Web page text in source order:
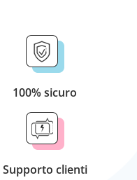
100% sicuro
Supporto clienti